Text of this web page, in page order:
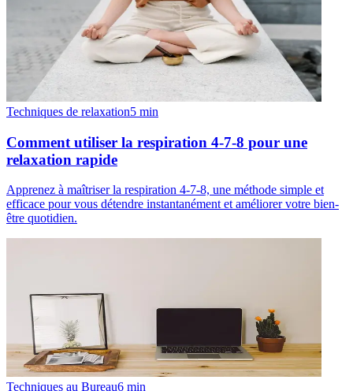
Techniques de relaxation5 min
Comment utiliser la respiration 4-7-8 pour une
relaxation rapide
Apprenez à maîtriser la respiration 4-7-8, une méthode simple et
efficace pour vous détendre instantanément et améliorer votre bien-
être quotidien.
Techniques au Bureau6 min